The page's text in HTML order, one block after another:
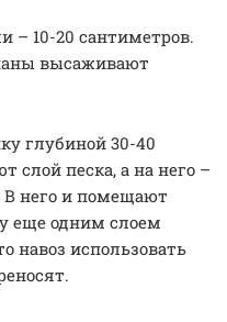
– 10-20 сантиметров.
высаживают
глубиной 30-40
слой песка, а на него –
В него и помещают
еще одним слоем
навоз использовать